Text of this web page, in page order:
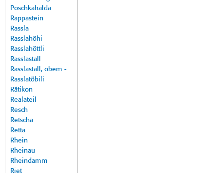
Poschkahalda
Rappastein
Rassla
Rasslahöhi
Rasslahöttli
Rasslastall
Rasslastall, obem -
Rasslatöbili
Rätikon
Realateil
Resch
Retscha
Retta
Rhein
Rheinau
Rheindamm
Riet